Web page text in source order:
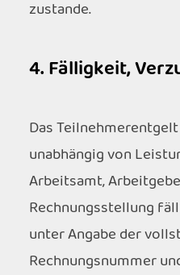
zustande.
4. Fälligkeit,
Das
unabhängig von
Arbeitsamt,
Rechnungsstellung
unter Angabe der
Rechnungsnummer